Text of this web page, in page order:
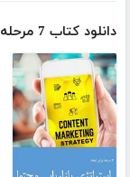
دانلود کتاب 7 مرحله برای ایجاد استراتژی بازاریابی محتوا